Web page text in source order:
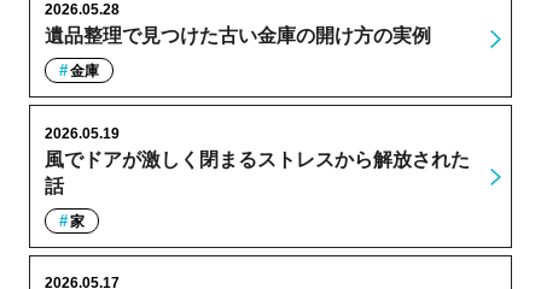
遺品整理で見つけた古い金庫の開け方の実例
2026.05.28
金庫
風でドアが激しく閉まるストレスから解放された
話
2026.05.19
家
2026.05.17